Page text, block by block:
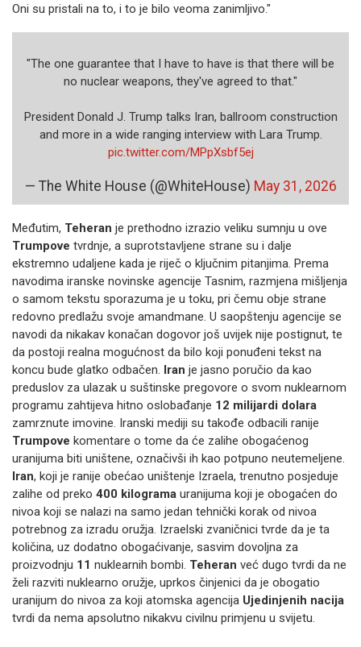
Oni su pristali na to, i to je bilo veoma zanimljivo."
"The one guarantee that I have to have is that there will be
no nuclear weapons, they've agreed to that."
President Donald J. Trump talks Iran, ballroom construction
and more in a wide ranging interview with Lara Trump.
pic.twitter.com/MPpXsbf5ej
— The White House (@WhiteHouse) May 31, 2026
Međutim, Teheran je prethodno izrazio veliku sumnju u ove
Trumpove tvrdnje, a suprotstavljene strane su i dalje
ekstremno udaljene kada je riječ o ključnim pitanjima. Prema
navodima iranske novinske agencije Tasnim, razmjena mišljenja
o samom tekstu sporazuma je u toku, pri čemu obje strane
redovno predlažu svoje amandmane. U saopštenju agencije se
navodi da nikakav konačan dogovor još uvijek nije postignut, te
da postoji realna mogućnost da bilo koji ponuđeni tekst na
koncu bude glatko odbačen. Iran je jasno poručio da kao
preduslov za ulazak u suštinske pregovore o svom nuklearnom
programu zahtijeva hitno oslobađanje 12 milijardi dolara
zamrznute imovine. Iranski mediji su takođe odbacili ranije
Trumpove komentare o tome da će zalihe obogaćenog
uranijuma biti uništene, označivši ih kao potpuno neutemeljene.
Iran, koji je ranije obećao uništenje Izraela, trenutno posjeduje
zalihe od preko 400 kilograma uranijuma koji je obogaćen do
nivoa koji se nalazi na samo jedan tehnički korak od nivoa
potrebnog za izradu oružja. Izraelski zvaničnici tvrde da je ta
količina, uz dodatno obogaćivanje, sasvim dovoljna za
proizvodnju 11 nuklearnih bombi. Teheran već dugo tvrdi da ne
želi razviti nuklearno oružje, uprkos činjenici da je obogatio
uranijum do nivoa za koji atomska agencija Ujedinjenih nacija
tvrdi da nema apsolutno nikakvu civilnu primjenu u svijetu.